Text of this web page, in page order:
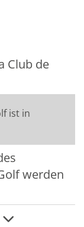
Club de
ist in
werden